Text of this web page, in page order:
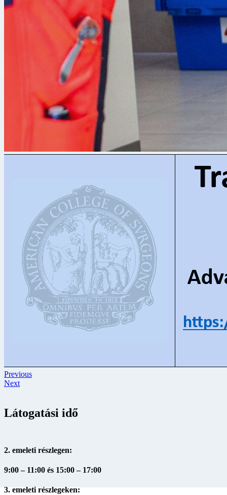
Previous
Next
Látogatási idő
2. emeleti részlegen:
9:00 – 11:00 és 15:00 – 17:00
3. emeleti részlegeken: